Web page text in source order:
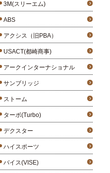
3M(スリーエム)
ABS
アクシス（旧PBA）
USACT(都崎商事)
アークインターナショナル
サンブリッジ
ストーム
ターボ(Turbo)
デクスター
ハイスポーツ
バイス(VISE)